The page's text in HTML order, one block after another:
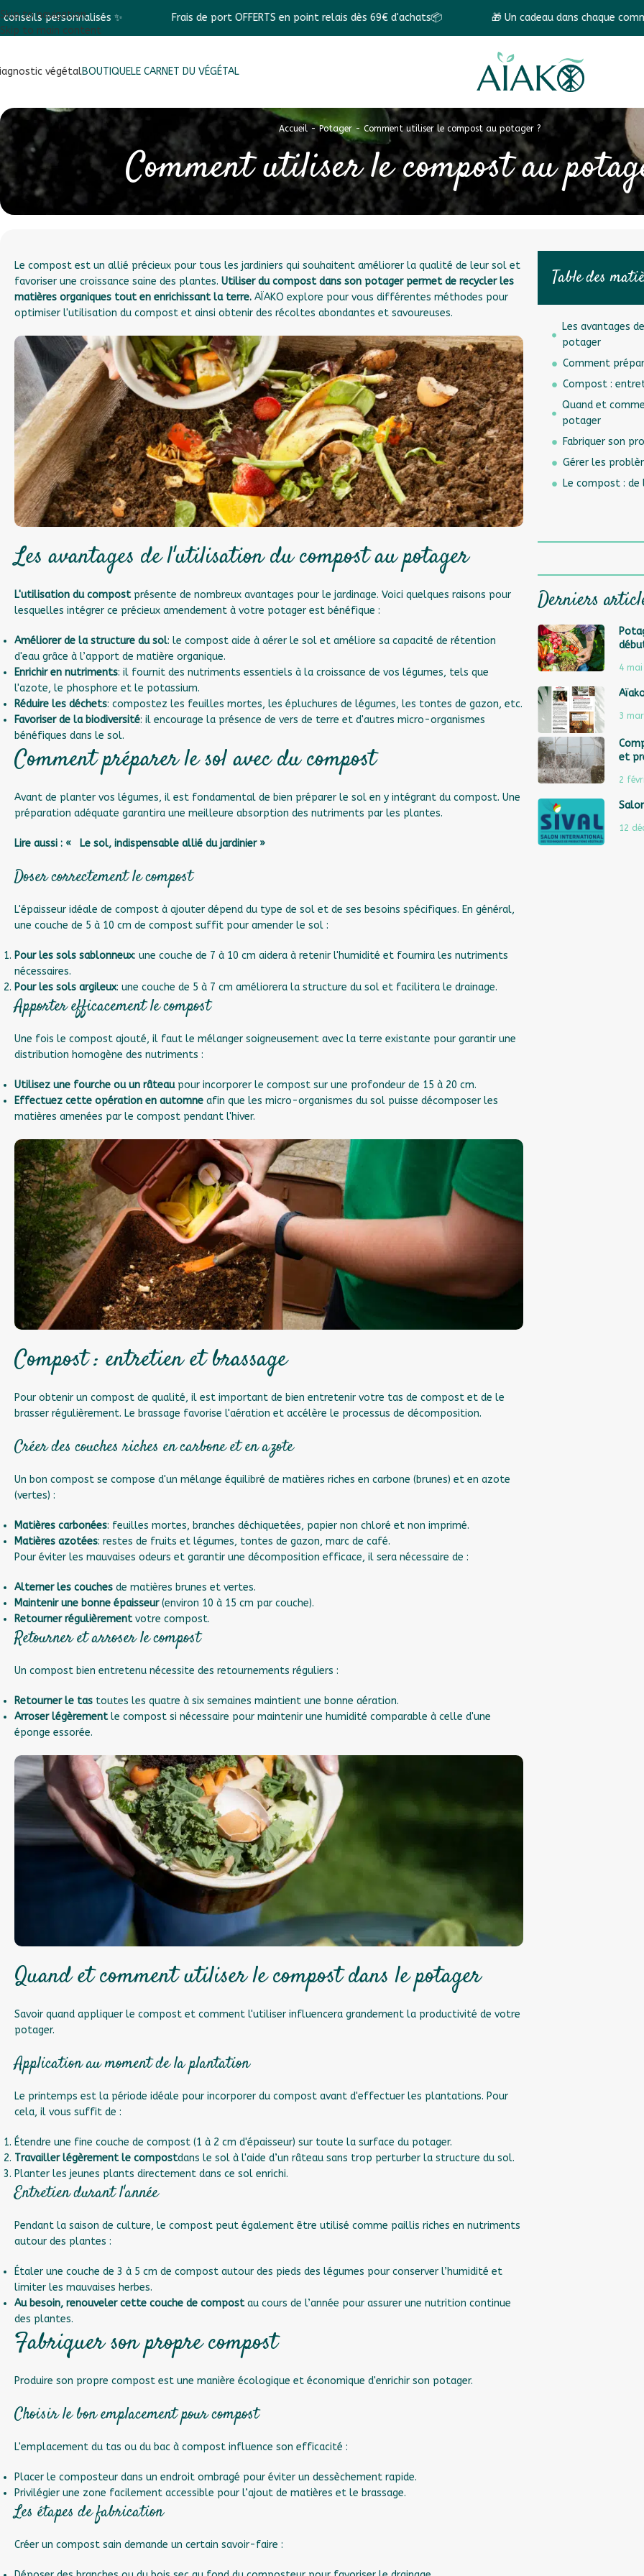
Skip to navigation
Skip to main content
✨ Frais de port OFFERTS en point relais dès 69€ d'achats📦 🎁 Un cadeau dans chaque commande ! 🎁
végétalBOUTIQUELE CARNET DU VÉGÉTAL
Accueil-Potager- Comment utiliser le compost au potager ?
Comment utiliser le compost au
Le compost est un allié précieux pour tous les jardiniers qui souhaitent améliorer la qualité de leur sol et
favoriser une croissance saine des plantes. Utiliser du compost dans son potager permet de recycler les
matières organiques tout en enrichissant la terre. AÏAKO explore pour vous différentes méthodes pour
optimiser l'utilisation du compost et ainsi obtenir des récoltes abondantes et savoureuses.
Les avantages de l'utilisation du compost au potager
L'utilisation du compostprésente de nombreux avantages pour le jardinage. Voici quelques raisons pour
lesquelles intégrer ce précieux amendement à votre potager est bénéfique :
Améliorer de la structure du sol: le compost aide à aérer le sol et améliore sa capacité de rétention
d'eau grâce à l’apport de matière organique.
Enrichir en nutriments: il fournit des nutriments essentiels à la croissance de vos légumes, tels que
l'azote, le phosphore et le potassium.
Réduire les déchets: compostez les feuilles mortes, les épluchures de légumes, les tontes de gazon, etc.
Favoriser de la biodiversité: il encourage la présence de vers de terre et d'autres micro-organismes
bénéfiques dans le sol.
Comment préparer le sol avec du compost
Avant de planter vos légumes, il est fondamental de bien préparer le sol en y intégrant du compost. Une
préparation adéquate garantira une meilleure absorption des nutriments par les plantes.
Lire aussi : « Le sol, indispensable allié du jardinier »
Doser correctement le compost
L'épaisseur idéale de compost à ajouter dépend du type de sol et de ses besoins spécifiques. En général,
une couche de 5 à 10 cm de compost suffit pour amender le sol :
Pour les sols sablonneux: une couche de 7 à 10 cm aidera à retenir l'humidité et fournira les nutriments
nécessaires.
Pour les sols argileux: une couche de 5 à 7 cm améliorera la structure du sol et facilitera le drainage.
Apporter efficacement le compost
Une fois le compost ajouté, il faut le mélanger soigneusement avec la terre existante pour garantir une
distribution homogène des nutriments :
Utilisez une fourche ou un râteau pour incorporer le compost sur une profondeur de 15 à 20 cm.
Effectuez cette opération en automne afin que les micro-organismes du sol puisse décomposer les
matières amenées par le compost pendant l'hiver.
Compost : entretien et brassage
Pour obtenir un compost de qualité, il est important de bien entretenir votre tas de compost et de le
brasser régulièrement. Le brassage favorise l'aération et accélère le processus de décomposition.
Créer des couches riches en carbone et en azote
Un bon compost se compose d'un mélange équilibré de matières riches en carbone (brunes) et en azote
(vertes) :
Matières carbonées: feuilles mortes, branches déchiquetées, papier non chloré et non imprimé.
Matières azotées: restes de fruits et légumes, tontes de gazon, marc de café.
Pour éviter les mauvaises odeurs et garantir une décomposition efficace, il sera nécessaire de :
Alterner les couches de matières brunes et vertes.
Maintenir une bonne épaisseur(environ 10 à 15 cm par couche).
Retourner régulièrementvotre compost.
Retourner et arroser le compost
Un compost bien entretenu nécessite des retournements réguliers :
Retourner le tas toutes les quatre à six semaines maintient une bonne aération.
Arroser légèrementle compost si nécessaire pour maintenir une humidité comparable à celle d'une
éponge essorée.
Quand et comment utiliser le compost dans le potager
Savoir quand appliquer le compost et comment l'utiliser influencera grandement la productivité de votre
potager.
Application au moment de la plantation
Le printemps est la période idéale pour incorporer du compost avant d'effectuer les plantations. Pour
cela, il vous suffit de :
Étendre une fine couche de compost (1 à 2 cm d'épaisseur) sur toute la surface du potager.
Travailler légèrement le compostdans le sol à l'aide d’un râteau sans trop perturber la structure du sol.
Planter les jeunes plants directement dans ce sol enrichi.
Entretien durant l'année
Pendant la saison de culture, le compost peut également être utilisé comme paillis riches en nutriments
autour des plantes :
Étaler une couche de 3 à 5 cm de compost autour des pieds des légumes pour conserver l’humidité et
limiter les mauvaises herbes.
Au besoin, renouveler cette couche de compostau cours de l’année pour assurer une nutrition continue
des plantes.
Fabriquer son propre compost
Produire son propre compost est une manière écologique et économique d'enrichir son potager.
Choisir le bon emplacement pour compost
L'emplacement du tas ou du bac à compost influence son efficacité :
Placer le composteur dans un endroit ombragé pour éviter un dessèchement rapide.
Privilégier une zone facilement accessible pour l’ajout de matières et le brassage.
Les étapes de fabrication
Créer un compost sain demande un certain savoir-faire :
Table des
Les avantages
potager
Comment
Compost :
Quand et
potager
Fabriquer son
Gérer les
Le compost :
Derniers
4 mai
3
et
2
12